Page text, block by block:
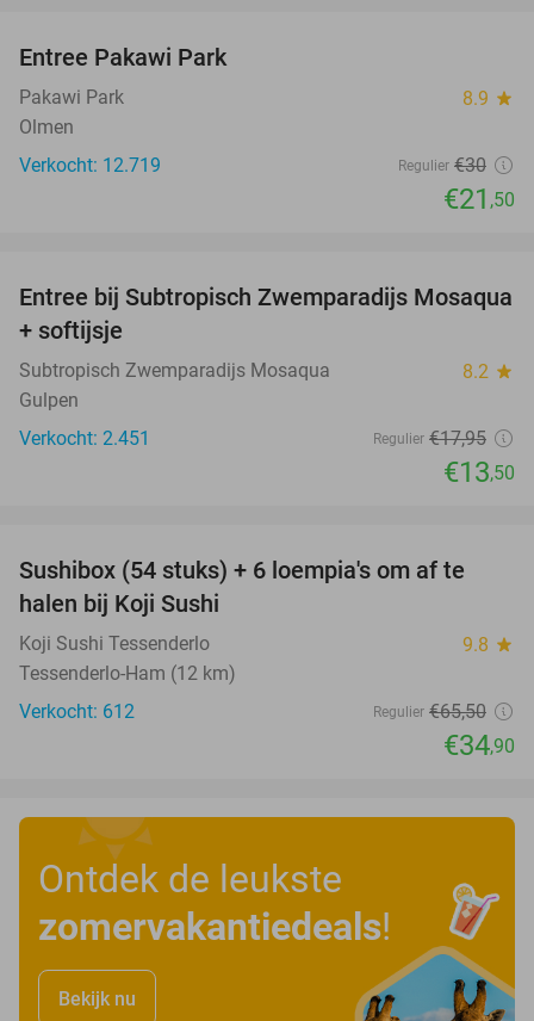
Entree Pakawi Park
Pakawi Park 8.9 star
Olmen
Verkocht: 12.719
Regulier €30
€21 ,50
25%
Entree bij Subtropisch Zwemparadijs Mosaqua
+ softijsje
Subtropisch Zwemparadijs Mosaqua 8.2 star
Gulpen
Verkocht: 2.451
Regulier €17,95
€13,50
47%
Sushibox (54 stuks) + 6 loempia's om af te
halen bij Koji Sushi
Koji Sushi Tessenderlo 9.8 star
Tessenderlo-Ham (12 km)
Verkocht: 612
Regulier €65,50
€34,90
Ontdek de leukste
zomervakantiedeals!
Bekijk nu